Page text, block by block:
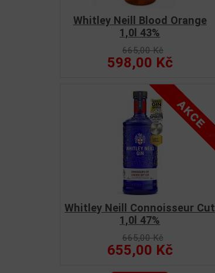
Whitley Neill Blood Orange
1,0l 43%
665,00 Kč
598,00 Kč
Whitley Neill Connoisseur Cut
1,0l 47%
665,00 Kč
655,00 Kč